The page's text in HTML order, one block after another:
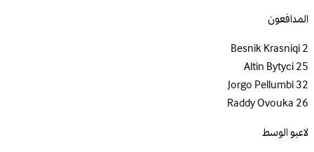
المدافعون
2
Besnik Krasniqi
25
Altin Bytyci
32
Jorgo Pellumbi
26
Raddy Ovouka
لاعبو الوسط